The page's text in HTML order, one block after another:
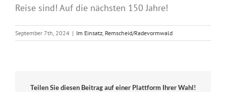
Reise sind! Auf die nächsten 150 Jahre!
September 7th, 2024 | Im Einsatz, Remscheid/Radevormwald
Teilen Sie diesen Beitrag auf einer Plattform Ihrer Wahl!